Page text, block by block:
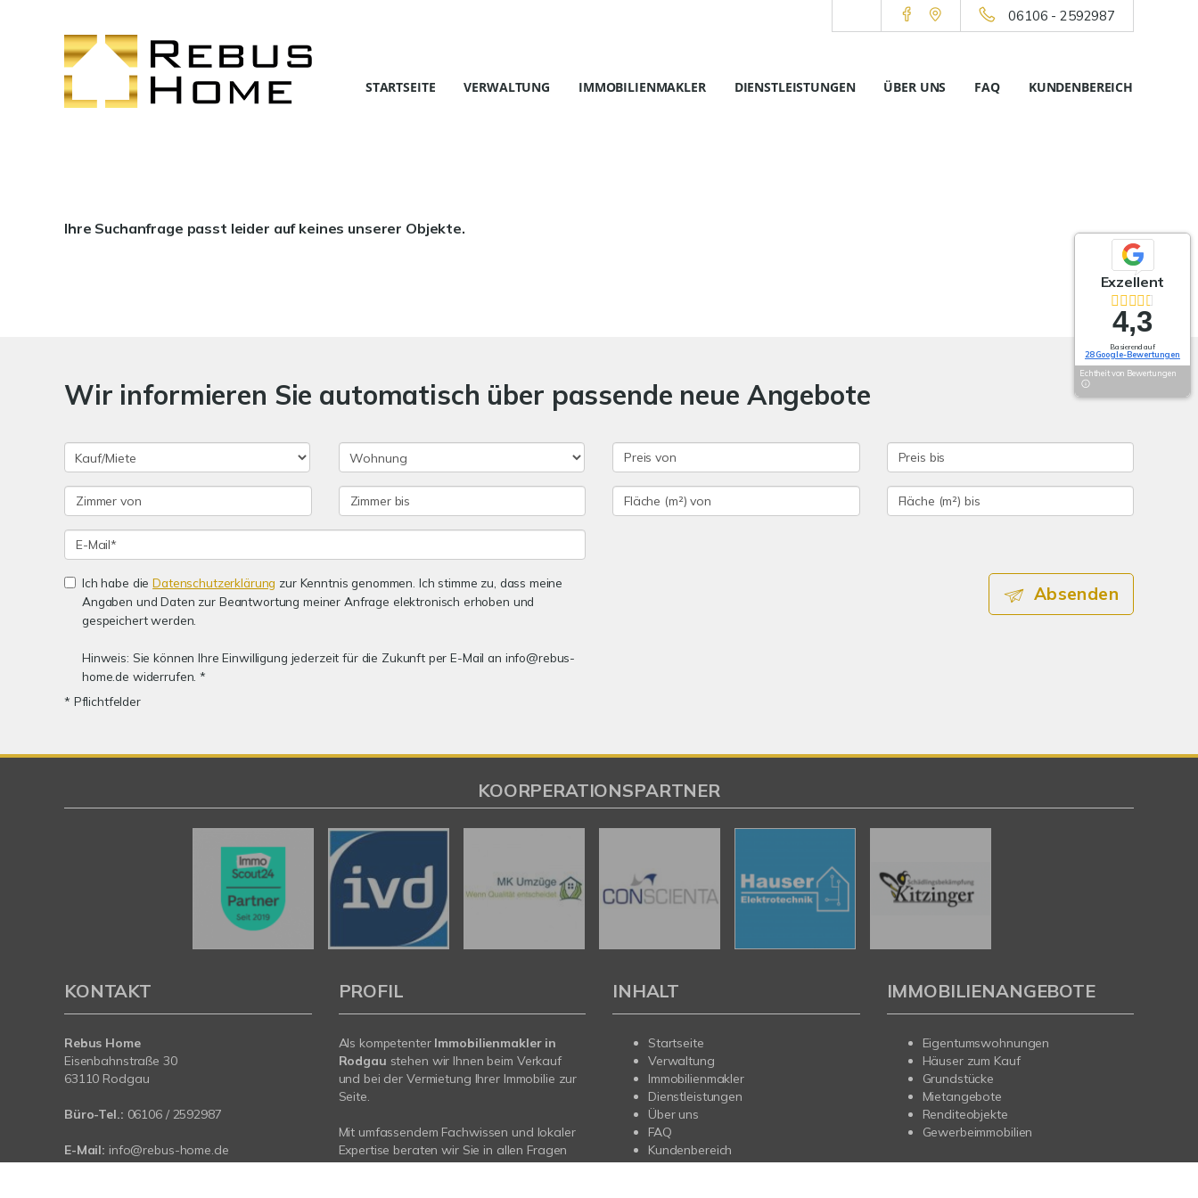
06106 - 2592987
STARTSEITE VERWALTUNG IMMOBILIENMAKLER DIENSTLEISTUNGEN ÜBER UNS FAQ KUNDENBEREICH
Ihre Suchanfrage passt leider auf keines unserer Objekte.
Wir informieren Sie automatisch über passende neue Angebote
Ich habe dieDatenschutzerklärung zur Kenntnis genommen. Ich stimme zu, dass meine
Angaben und Daten zur Beantwortung meiner Anfrage elektronisch erhoben und
gespeichert werden.
Hinweis: Sie können Ihre Einwilligung jederzeit für die Zukunft per E-Mail an info@rebus-
home.de widerrufen. *
* Pflichtfelder
Absenden
Exzellent
4,3
Basierend auf
28 Google-Bewertungen
Echtheit von Bewertungen
KOORPERATIONSPARTNER
KONTAKT
Rebus Home
Eisenbahnstraße 30
63110 Rodgau
Büro-Tel.: 06106 / 2592987
E-Mail: info@rebus-home.de
Web:www.rebus-home.de
PROFIL
Als kompetenter Immobilienmakler in
Rodgau stehen wir Ihnen beim Verkauf
und bei der Vermietung Ihrer Immobilie zur
Seite.
Mit umfassendem Fachwissen und lokaler
Expertise beraten wir Sie in allen Fragen
rund um Ihr Haus oder Ihre Wohnung in
INHALT
Startseite
Verwaltung
Immobilienmakler
Dienstleistungen
Über uns
FAQ
Kundenbereich
IMMOBILIENANGEBOTE
Eigentumswohnungen
Häuser zum Kauf
Grundstücke
Mietangebote
Renditeobjekte
Gewerbeimmobilien